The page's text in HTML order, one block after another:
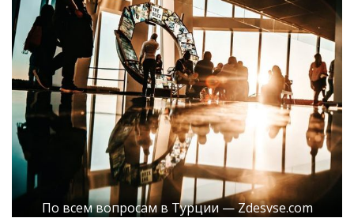
По всем вопросам в Турции — Zdesvse.com